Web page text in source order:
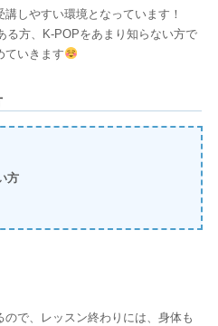
しやすい環境となっています！
る方、K-POPをあまり知らない方で
ていきます
方
で、レッスン終わりには、身体も